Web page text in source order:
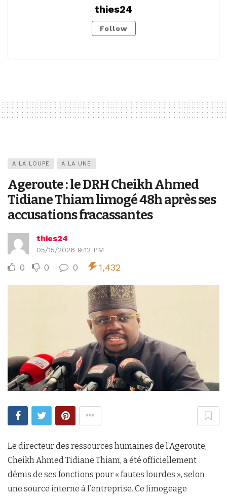
thies24
Follow
A LA LOUPE A LA UNE
Ageroute : le DRH Cheikh Ahmed
Tidiane Thiam limogé 48h après ses
accusations fracassantes
thies24
05/15/2026 9:12 PM
0 0 0 1,432
Le directeur des ressources humaines de l’Ageroute,
Cheikh Ahmed Tidiane Thiam, a été officiellement
démis de ses fonctions pour « fautes lourdes », selon
une source interne à l’entreprise. Ce limogeage